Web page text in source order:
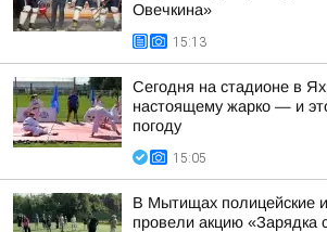
Овечкина»
15:13
Сегодня на стадионе в
настоящему жарко — и
погоду
15:05
В Мытищах полицейские
провели акцию «Зарядка